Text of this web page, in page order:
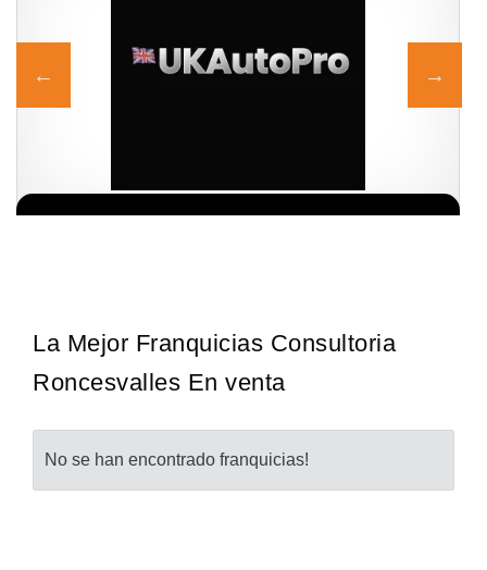
La Mejor Franquicias Consultoria
Roncesvalles En venta
No se han encontrado franquicias!